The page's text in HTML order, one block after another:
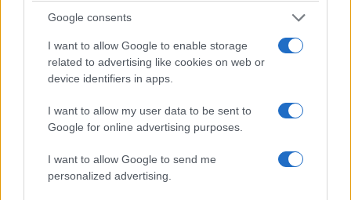
Google consents
I want to allow Google to enable storage
related to advertising like cookies on web or
device identifiers in apps.
I want to allow my user data to be sent to
Google for online advertising purposes.
I want to allow Google to send me
personalized advertising.
ΑΘΛΗΤΙΣΜΟΣ